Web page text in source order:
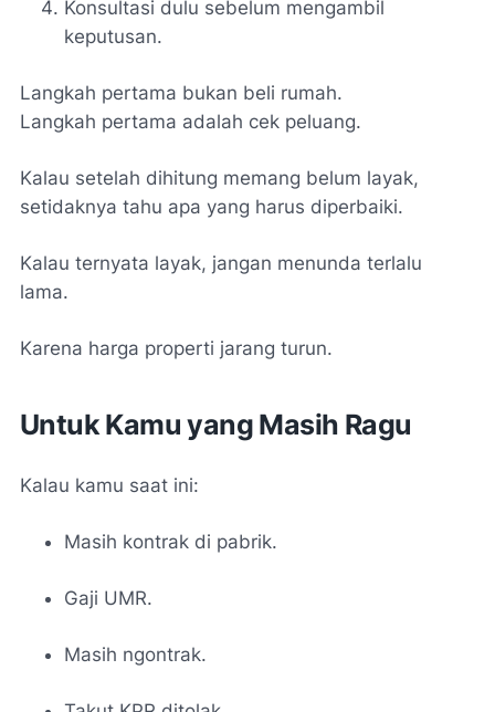
Konsultasi dulu sebelum mengambil
keputusan.
Langkah pertama bukan beli rumah.
Langkah pertama adalah cek peluang.
Kalau setelah dihitung memang belum layak,
setidaknya tahu apa yang harus diperbaiki.
Kalau ternyata layak, jangan menunda terlalu
lama.
Karena harga properti jarang turun.
Untuk Kamu yang Masih Ragu
Kalau kamu saat ini:
Masih kontrak di pabrik.
Gaji UMR.
Masih ngontrak.